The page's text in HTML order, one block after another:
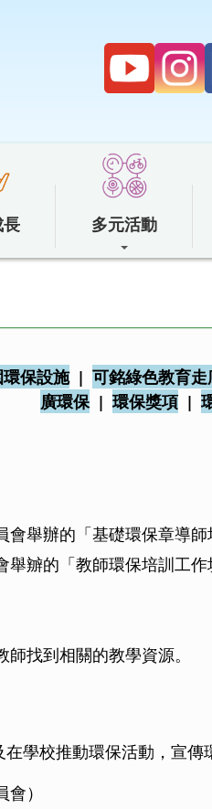
長 多元活動
保設施| 可銘綠色教育走
廣環保| 環保獎項|
舉辦的「基礎環保章導師
舉辧的「教師環保培訓工
找到相關的教學資源。
學校推動環保活動，宣傳
）